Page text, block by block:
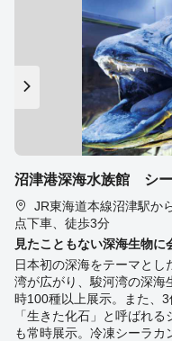
沼津港深海水族館 シ
JR東海道本線沼津駅か
点下車、徒歩3分
見たこともない深海生物に
日本初の深海をテーマと
湾が広がり、駿河湾の深海
時100種以上展示。また、
「生きた化石」と呼ばれ
も常時展示。冷凍シーラカ